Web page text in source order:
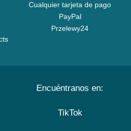
Cualquier tarjeta de pago
PayPal
Przelewy24
Encuéntranos en:
TikTok